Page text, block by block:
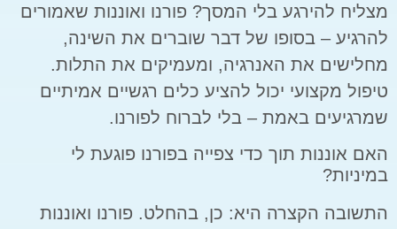
מצליח להירגע בלי המסך? פורנו ואוננות שאמורים
להרגיע – בסופו של דבר שוברים את השינה,
מחלישים את האנרגיה, ומעמיקים את התלות.
טיפול מקצועי יכול להציע כלים רגשיים אמיתיים
שמרגיעים באמת – בלי לברוח לפורנו.
האם אוננות תוך כדי צפייה בפורנו פוגעת לי
במיניות?
התשובה הקצרה היא: כן, בהחלט. פורנו ואוננות